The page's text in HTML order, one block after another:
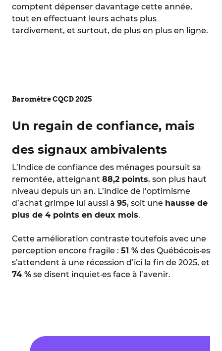
comptent dépenser davantage cette année,
tout en effectuant leurs achats plus
tardivement, et surtout, de plus en plus en ligne.
Baromètre CQCD 2025
Un regain de confiance, mais
des signaux ambivalents
L’Indice de confiance des ménages poursuit sa
remontée, atteignant 88,2 points, son plus haut
niveau depuis un an. L’indice de l’optimisme
d’achat grimpe lui aussi à 95, soit une hausse de
plus de 4 points en deux mois.
Cette amélioration contraste toutefois avec une
perception encore fragile : 51 % des Québécois·es
s’attendent à une récession d’ici la fin de 2025, et
74 % se disent inquiet·es face à l’avenir.